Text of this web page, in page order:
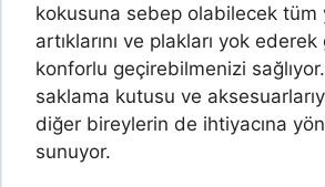
kokusuna sebep olabilecek tüm
artıklarını ve plakları yok
konforlu geçirebilmenizi
saklama kutusu ve
diğer bireylerin de ihtiyacına
sunuyor.